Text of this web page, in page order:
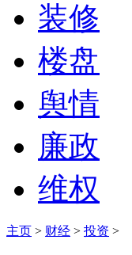
装修
楼盘
舆情
廉政
维权
主页 > 财经 > 投资 >